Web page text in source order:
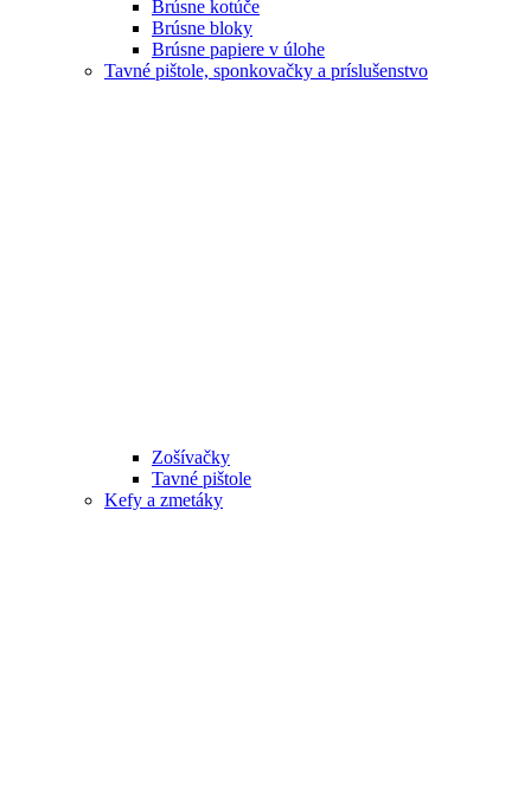
Brúsne kotúče
Brúsne bloky
Brúsne papiere v úlohe
Tavné pištole, sponkovačky a príslušenstvo
Zošívačky
Tavné pištole
Kefy a zmetáky